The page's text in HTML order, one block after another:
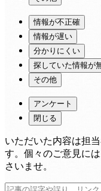
情報が不正確
情報が遅い
分かりにくい
探していた情報が
その他
アンケート
閉じる
いただいた内容は担
す。個々のご意見に
さいませ。